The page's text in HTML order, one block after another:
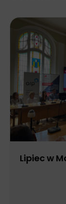
Lipiec w